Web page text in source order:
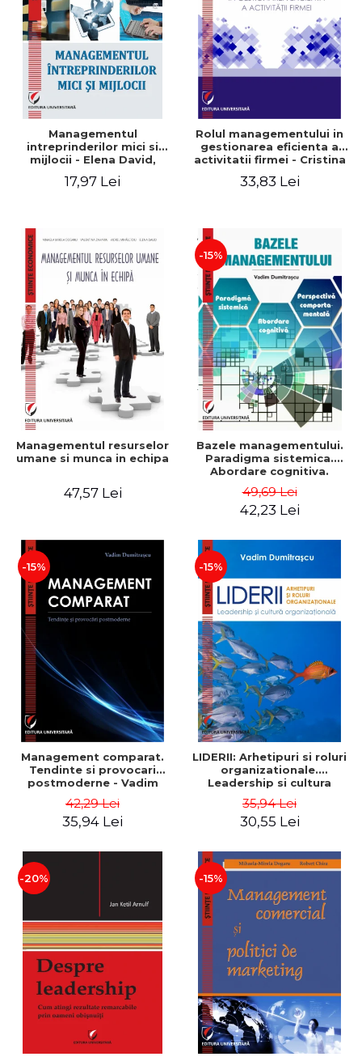
Managementul
intreprinderilor mici si
mijlocii - Elena David,
Roxana Carmen Ionescu,
17,97 Lei
Rolul managementului in
gestionarea eficienta a
activitatii firmei - Cristina
Gabriel Nastase, Mihaela-
33,83 Lei
Managementul resurselor
umane si munca in echipa
47,57 Lei
-15%
Bazele managementului.
Paradigma sistemica.
Abordare cognitiva.
comportamentala - Vadim
Dumitrascu
49,69 Lei
42,23 Lei
-15%
Management comparat.
Tendinte si provocari
postmoderne - Vadim
42,29 Lei
35,94 Lei
-15%
LIDERII: Arhetipuri si roluri
organizationale.
Leadership si cultura
Dumitrascu
35,94 Lei
30,55 Lei
-20% -15%